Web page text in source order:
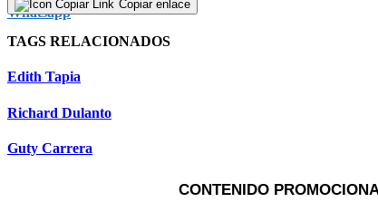
Copiar enlace
TAGS RELACIONADOS
Edith Tapia
Richard Dulanto
Guty Carrera